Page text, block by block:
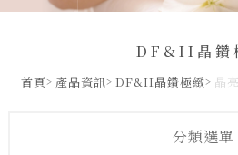
DF&II晶鑽
首頁 產品資訊 DF&II晶鑽極緻 晶
分類選單